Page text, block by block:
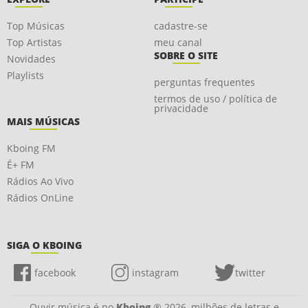
Top Músicas
Top Artistas
Novidades
Playlists
cadastre-se
meu canal
SOBRE O SITE
perguntas frequentes
termos de uso / política de
privacidade
MAIS MÚSICAS
Kboing FM
É+ FM
Rádios Ao Vivo
Rádios OnLine
SIGA O KBOING
facebook instagram twitter